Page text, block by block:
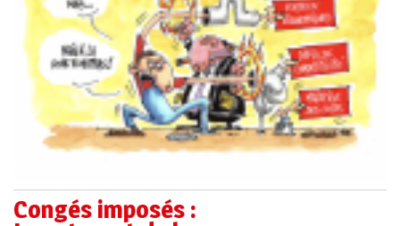
Congés imposés :